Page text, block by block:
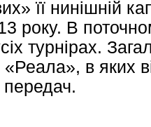
її нинішній
року. В
турнірах.
«Реала», в яких
передач.